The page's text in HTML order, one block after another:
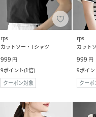
rps
カットソー・Tシャツ
999 円
9ポイント(1倍)
クーポン対象
rps
カット
999 円
9ポイン
クーポ